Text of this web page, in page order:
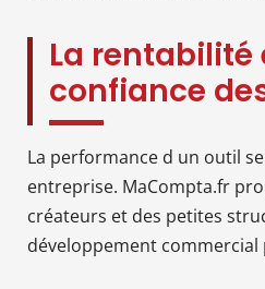
La
confiance
La performance d un outil
entreprise. MaCompta.fr
créateurs et des petites
développement